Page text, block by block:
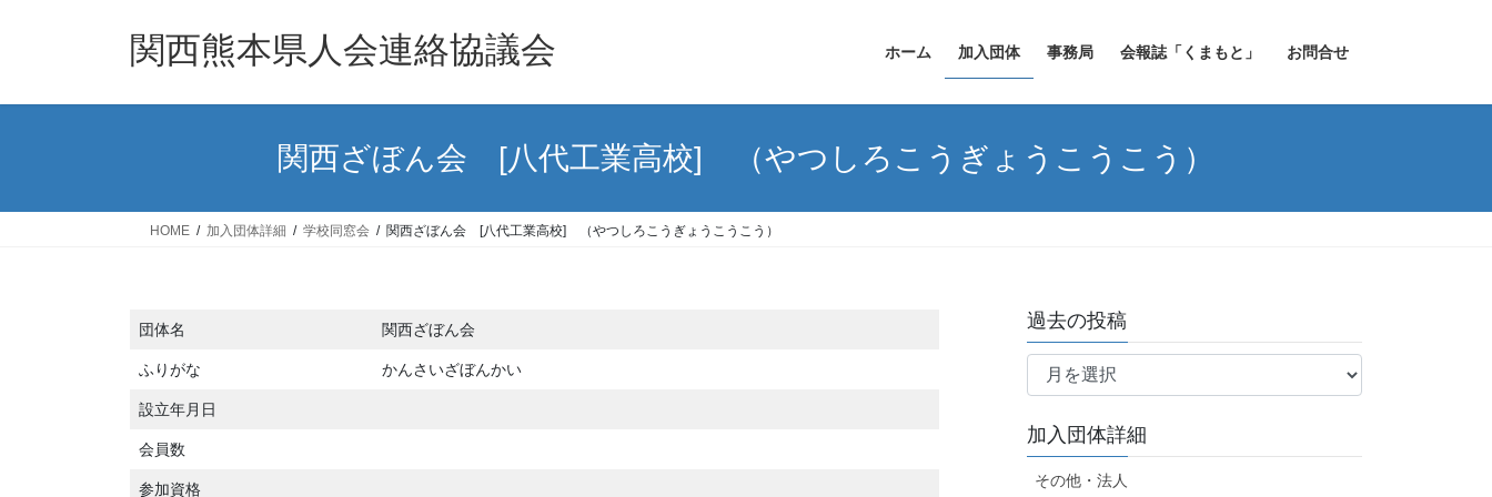
関西熊本県人会連絡協議会 ホーム 加入団体 事務局 会報誌「くまもと」 お問合せ
関西ざぼん会 [八代工業高校] （やつしろこうぎょうこうこう）
HOME 加入団体詳細 学校同窓会 関西ざぼん会 [八代工業高校] （やつしろこうぎょうこうこう）
団体名 関西ざぼん会
ふりがな かんさいざぼんかい
設立年月日
会員数
参加資格
過去の投稿
過
投
稿
加入団体詳細
その他・法人